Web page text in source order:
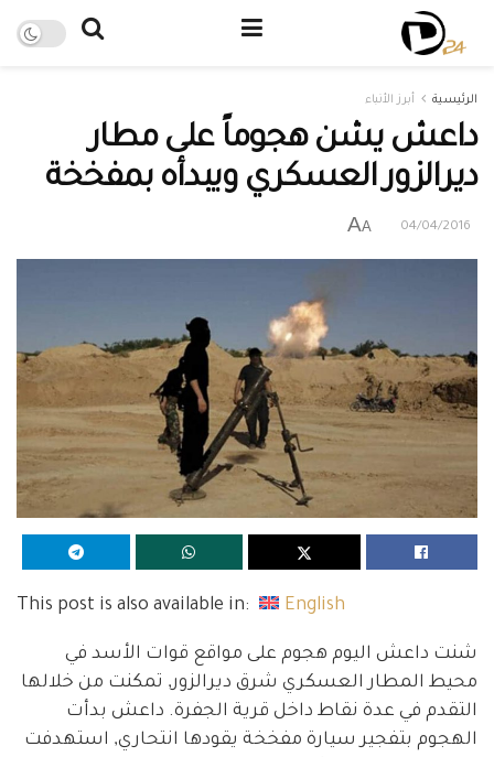
الرئيسية أبرز الأنباء
داعش يشن هجوماً على مطار
ديرالزور العسكري ويبدأه بمفخخة
04/04/2016
A
A
This post is also available in: English
شنت داعش اليوم هجوم على مواقع قوات الأسد في
محيط المطار العسكري شرق ديرالزور, تمكنت من خلالها
التقدم في عدة نقاط داخل قرية الجفرة. داعش بدأت
الهجوم بتفجير سيارة مفخخة يقودها انتحاري, استهدفت